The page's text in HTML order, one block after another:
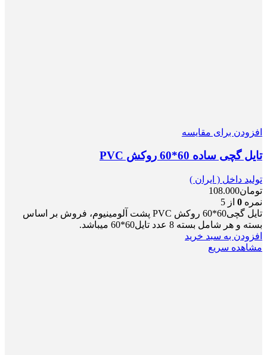
افزودن برای مقایسه
تایل گچی ساده 60*60 روکش PVC
تولید داخل ( ایران )
تومان108.000
نمره 0 از 5
تایل گچی60*60 روکش PVC پشت آلومینیوم، فروش بر اساس
بسته و هر شامل بسته 8 عدد تایل60*60 میباشد.
افزودن به سبد خرید
مشاهده سریع